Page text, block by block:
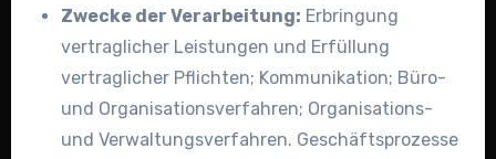
Zwecke der Verarbeitung: Erbringung
vertraglicher Leistungen und Erfüllung
vertraglicher Pflichten; Kommunikation; Büro-
und Organisationsverfahren; Organisations-
und Verwaltungsverfahren. Geschäftsprozesse